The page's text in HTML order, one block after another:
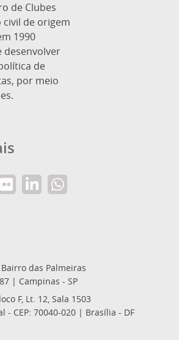
de Clubes
civil de origem
1990
desenvolver
de
por meio
Bairro das Palmeiras
| Campinas - SP
F, Lt. 12, Sala 1503
- CEP: 70040-020 | Brasília - DF